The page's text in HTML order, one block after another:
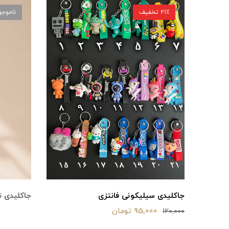
جاکلیدی سیلیکونی فانتزی
120,000 95,000 تومان
21٪ تخفیف
جاکلیدی